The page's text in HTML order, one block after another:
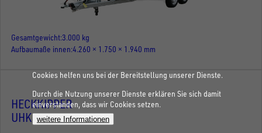
Gesamtgewicht3.000 kg
Aufbaumaße innen 4.260 × 1.750 × 1.940 mm
HECKKIPPER
UHK 2715-26-14
Cookies helfen uns bei der Bereitstellung unserer Dienste.
Durch die Nutzung unserer Dienste erklären Sie sich damit
einverstanden, dass wir Cookies setzen.
weitere Informationen